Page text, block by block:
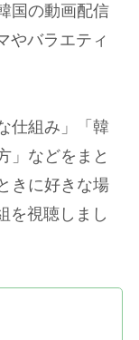
国の動画配信
やバラエティ
仕組み」「韓
」などをまと
きに好きな場
を視聴しまし